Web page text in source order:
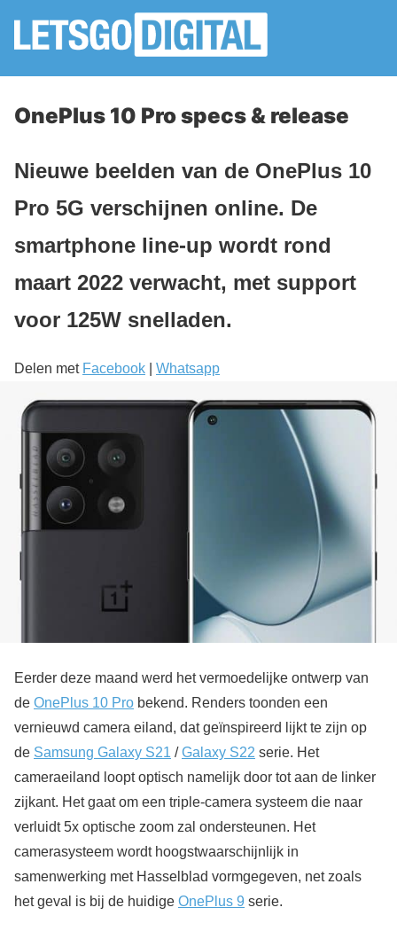
OnePlus 10 Pro specs & release
Nieuwe beelden van de OnePlus 10
Pro 5G verschijnen online. De
smartphone line-up wordt rond
maart 2022 verwacht, met support
voor 125W snelladen.
Delen met Facebook Whatsapp
Eerder deze maand werd het vermoedelijke ontwerp van
de OnePlus 10 Pro bekend. Renders toonden een
vernieuwd camera eiland, dat geïnspireerd lijkt te zijn op
de Samsung Galaxy S21 /Galaxy S22 serie. Het
cameraeiland loopt optisch namelijk door tot aan de linker
zijkant. Het gaat om een triple-camera systeem die naar
verluidt 5x optische zoom zal ondersteunen. Het
camerasysteem wordt hoogstwaarschijnlijk in
samenwerking met Hasselblad vormgegeven, net zoals
het geval is bij de huidige OnePlus 9 serie.